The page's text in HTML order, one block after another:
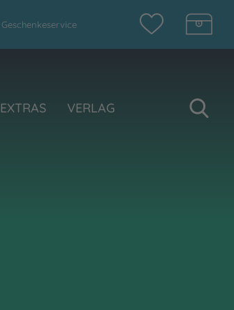
Geschenkeservice
EXTRAS VERLAG